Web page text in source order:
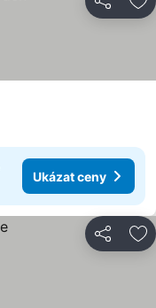
Sdílet
Ukázat ceny
Sdílet